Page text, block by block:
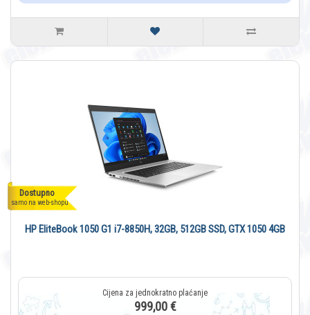
Dostupno
samo na web-shopu
HP EliteBook 1050 G1 i7-8850H, 32GB, 512GB SSD, GTX 1050 4GB
999,00 €